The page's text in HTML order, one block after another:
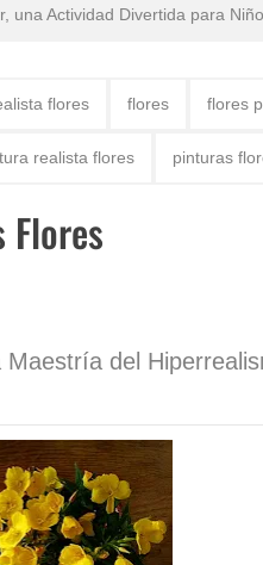
una Actividad Divertida para
del Dibujo A Lápiz,
Actrices de Hollywood Más Bellas
surrealista
flores flores flores
realista flores pinturas
del